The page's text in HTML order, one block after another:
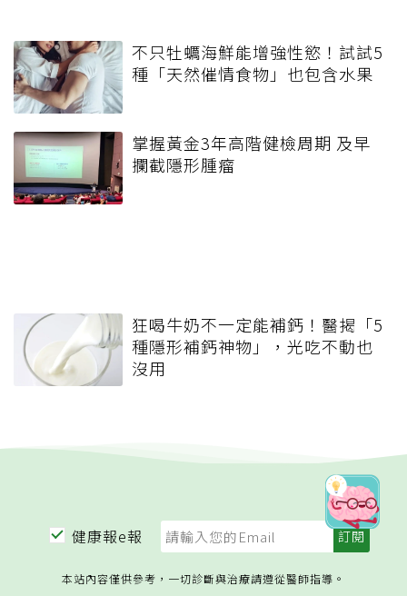
不只牡蠣海鮮能增強性慾！試試5
種「天然催情食物」也包含水果
掌握黃金3年高階健檢周期 及早
攔截隱形腫瘤
狂喝牛奶不一定能補鈣！醫揭「5
種隱形補鈣神物」，光吃不動也
沒用
健康報e報
本站內容僅供參考，一切診斷與治療請遵從醫師指導。